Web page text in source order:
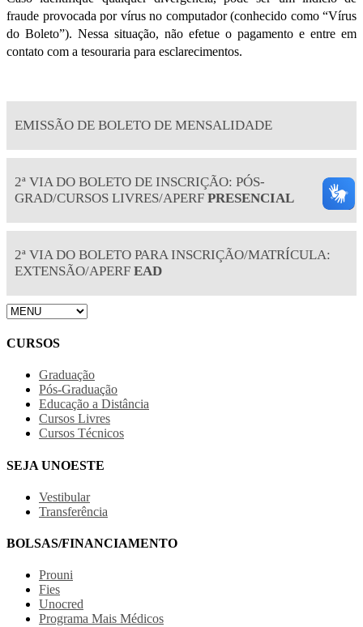
fraude provocada por vírus no computador (conhecido como “Vírus
do Boleto”). Nessa situação, não efetue o pagamento e entre em
contato com a tesouraria para esclarecimentos.
EMISSÃO DE BOLETO DE MENSALIDADE
2ª VIA DO BOLETO DE INSCRIÇÃO: PÓS-
GRAD/CURSOS LIVRES/APERF PRESENCIAL
2ª VIA DO BOLETO PARA INSCRIÇÃO/MATRÍCULA:
EXTENSÃO/APERF EAD
CURSOS
Graduação
Pós-Graduação
Educação a Distância
Cursos Livres
Cursos Técnicos
SEJA UNOESTE
Vestibular
Transferência
BOLSAS/FINANCIAMENTO
Prouni
Fies
Unocred
Programa Mais Médicos